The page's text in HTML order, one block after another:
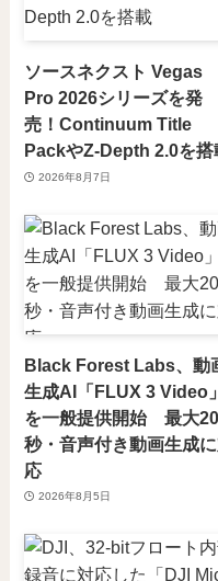
ソースネクスト Vegas
Pro 2026シリーズを発
売！Continuum Title
PackやZ-Depth 2.0を搭
2026年8月7日
Black Forest Labs、動
生成AI「FLUX 3 Video」
を一般提供開始 最大20
秒・音声付き動画生成
応
2026年8月5日